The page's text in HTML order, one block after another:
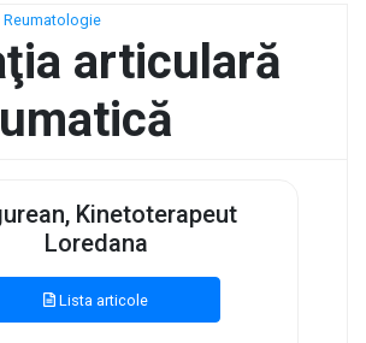
Reumatologie
articulară
Kinetoterapeut
Loredana
Lista articole